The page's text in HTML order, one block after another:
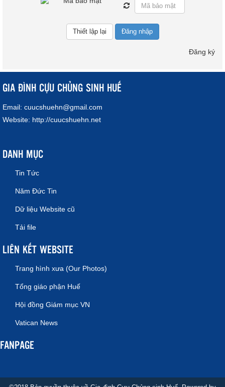
Đăng nhập
Đăng ký
GIA ĐÌNH CỰU CHỦNG SINH HUẾ
Email: cuucshuehn@gmail.com
Website: http://cuucshuehn.net
DANH MỤC
Tin Tức
Năm Đức Tin
Dữ liệu Website cũ
Tải file
LIÊN KẾT WEBSITE
Trang hình xưa (Our Photos)
Tổng giáo phận Huế
Hội đồng Giám mục VN
Vatican News
FANPAGE